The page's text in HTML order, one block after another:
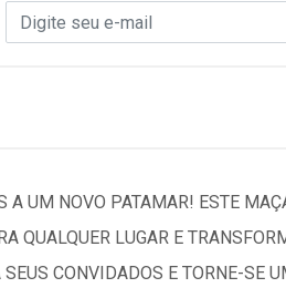
UM NOVO PATAMAR! ESTE
QUALQUER LUGAR E
CONVIDADOS E TORNE-SE